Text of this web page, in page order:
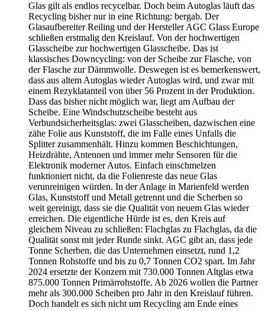
Glas gilt als endlos recycelbar. Doch beim Autoglas läuft das
Recycling bisher nur in eine Richtung: bergab. Der
Glasaufbereiter Reiling und der Hersteller AGC Glass Europe
schließen erstmalig den Kreislauf. Von der hochwertigen
Glasscheibe zur hochwertigen Glasscheibe. Das ist
klassisches Downcycling: von der Scheibe zur Flasche, von
der Flasche zur Dämmwolle. Deswegen ist es bemerkenswert,
dass aus altem Autoglas wieder Autoglas wird, und zwar mit
einem Rezyklatanteil von über 56 Prozent in der Produktion.
Dass das bisher nicht möglich war, liegt am Aufbau der
Scheibe. Eine Windschutzscheibe besteht aus
Verbundsicherheitsglas: zwei Glasscheiben, dazwischen eine
zähe Folie aus Kunststoff, die im Falle eines Unfalls die
Splitter zusammenhält. Hinzu kommen Beschichtungen,
Heizdrähte, Antennen und immer mehr Sensoren für die
Elektronik moderner Autos. Einfach einschmelzen
funktioniert nicht, da die Folienreste das neue Glas
verunreinigen würden. In der Anlage in Marienfeld werden
Glas, Kunststoff und Metall getrennt und die Scherben so
weit gereinigt, dass sie die Qualität von neuem Glas wieder
erreichen. Die eigentliche Hürde ist es, den Kreis auf
gleichem Niveau zu schließen: Flachglas zu Flachglas, da die
Qualität sonst mit jeder Runde sinkt. AGC gibt an, dass jede
Tonne Scherben, die das Unternehmen einsetzt, rund 1,2
Tonnen Rohstoffe und bis zu 0,7 Tonnen CO2 spart. Im Jahr
2024 ersetzte der Konzern mit 730.000 Tonnen Altglas etwa
875.000 Tonnen Primärrohstoffe. Ab 2026 wollen die Partner
mehr als 300.000 Scheiben pro Jahr in den Kreislauf führen.
Doch handelt es sich nicht um Recycling am Ende eines